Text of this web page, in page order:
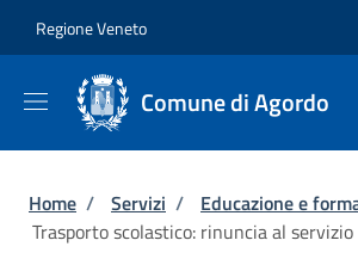
Regione Veneto
Comune di Agordo
Briciole di pane
Home / Servizi / Educazione e
Trasporto scolastico: rinuncia al servizio